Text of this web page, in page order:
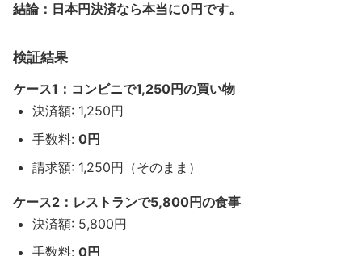
結論：日本円決済なら本当に0円です。
検証結果
ケース1：コンビニで1,250円の買い物
決済額: 1,250円
手数料: 0円
請求額: 1,250円（そのまま）
ケース2：レストランで5,800円の食事
決済額: 5,800円
手数料: 0円